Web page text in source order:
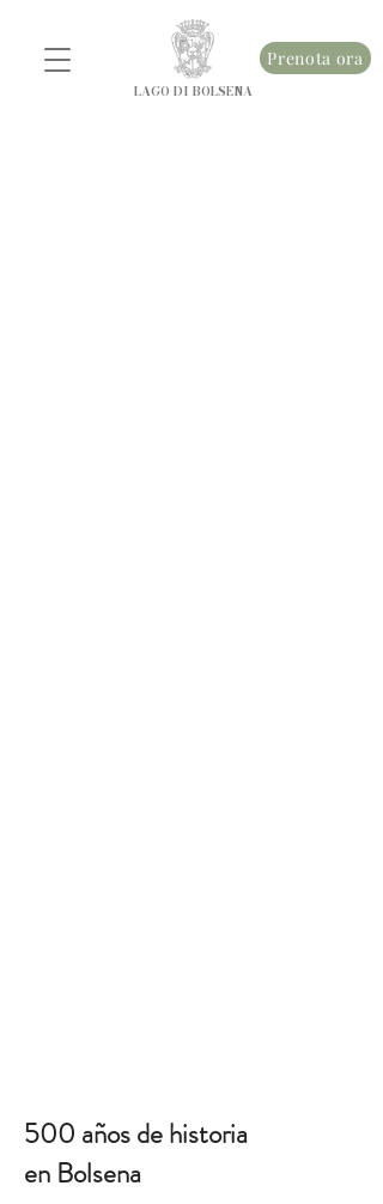
Prenota ora
LAGO DI BOLSENA
500 años de historia
en Bolsena